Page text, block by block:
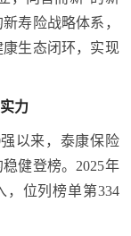
寿险战略体系，
生态闭环，实现
力
以来，泰康保险
健登榜。2025年
，位列榜单第334